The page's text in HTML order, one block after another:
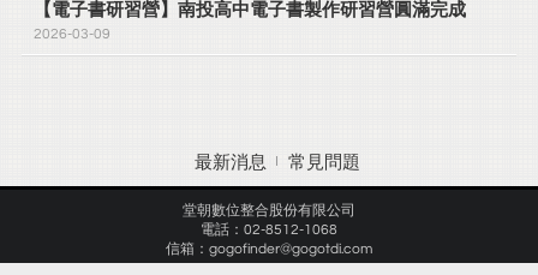
【電子書研習營】南投高中電子書製作研習營圓滿完成
2026-03-09
最新消息 常見問題
堂朝數位整合股份有限公司
電話：02-8512-1068
信箱：gogofinder@gogotdi.com